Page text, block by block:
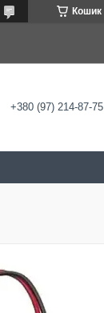
Кошик
+380 (97) 214-87-75